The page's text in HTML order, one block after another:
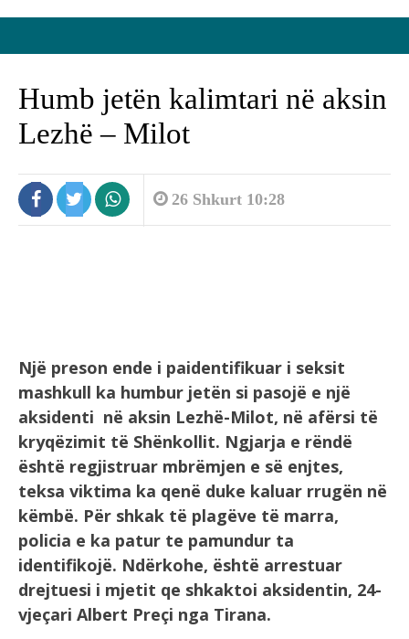
Humb jetën kalimtari në aksin
Lezhë – Milot
26 Shkurt 10:28
Një preson ende i paidentifikuar i seksit
mashkull ka humbur jetën si pasojë e një
aksidenti në aksin Lezhë-Milot, në afërsi të
kryqëzimit të Shënkollit. Ngjarja e rëndë
është regjistruar mbrëmjen e së enjtes,
teksa viktima ka qenë duke kaluar rrugën në
këmbë. Për shkak të plagëve të marra,
policia e ka patur te pamundur ta
identifikojë. Ndërkohe, është arrestuar
drejtuesi i mjetit qe shkaktoi aksidentin, 24-
vjeçari Albert Preçi nga Tirana.